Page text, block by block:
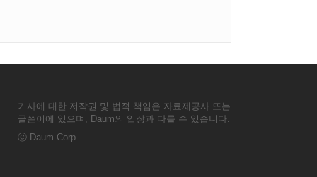
기사에 대한 저작권 및 법적 책임은 자료제공사 또는
글쓴이에 있으며, Daum의 입장과 다를 수 있습니다.
ⓒ Daum Corp.